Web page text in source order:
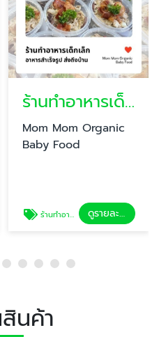
ร้านทำอาหารเด็กเล็ก ส่งถึงบ้าน
Mom Mom Organic
Baby Food
ร้านทำอาหารเด็กเล็ก ส่งถึงบ้าน ดูรายละเอียด
นค้า